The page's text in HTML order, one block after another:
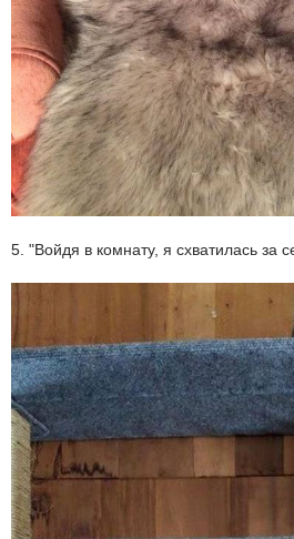
5. "Войдя в комнату, я схватилась за